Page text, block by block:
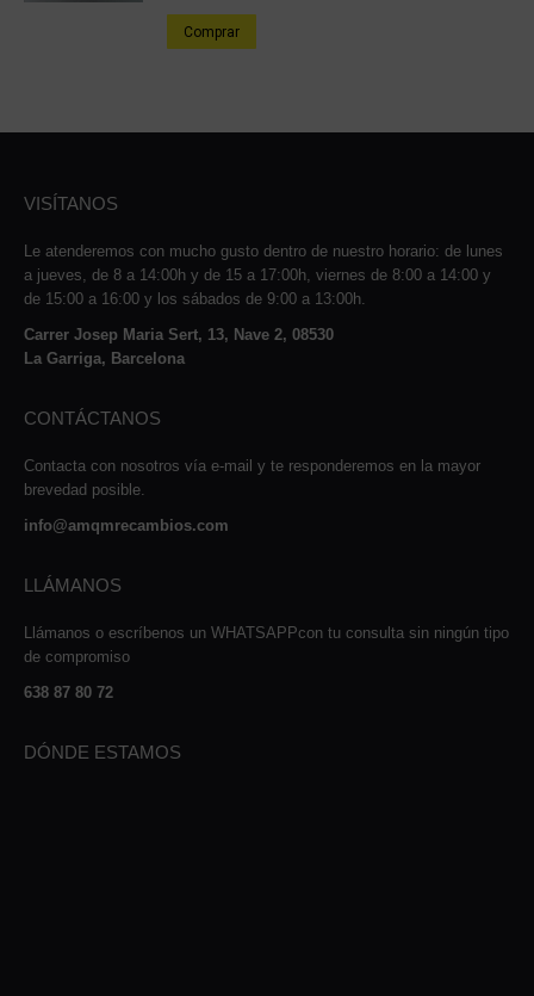
Comprar
VISÍTANOS
Le atenderemos con mucho gusto dentro de nuestro horario: de lunes
a jueves, de 8 a 14:00h y de 15 a 17:00h, viernes de 8:00 a 14:00 y
de 15:00 a 16:00 y los sábados de 9:00 a 13:00h.
Carrer Josep Maria Sert, 13, Nave 2, 08530
La Garriga, Barcelona
CONTÁCTANOS
Contacta con nosotros vía e-mail y te responderemos en la mayor
brevedad posible.
info@amqmrecambios.com
LLÁMANOS
Llámanos o escríbenos un WHATSAPPcon tu consulta sin ningún tipo
de compromiso
638 87 80 72
DÓNDE ESTAMOS